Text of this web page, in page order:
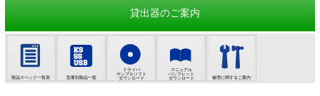
貸出器のご案内
製品スペック一覧表 型番別製品一覧
ドライバ
サンプルソフト
ダウンロード
マニュアル
パンフレット
ダウンロード
修理に関するご案内